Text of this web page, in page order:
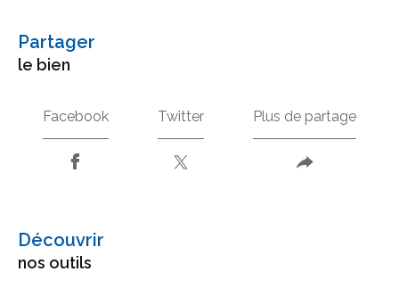
partager
le bien
Facebook Twitter Plus de partage
découvrir
nos outils